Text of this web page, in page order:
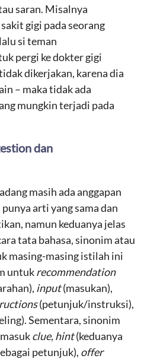
saran. Misalnya
gigi pada seorang
si teman
pergi ke dokter gigi
dikerjakan, karena dia
– maka tidak ada
mungkin terjadi pada
dan
masih ada anggapan
arti yang sama dan
namun keduanya jelas
tata bahasa, sinonim atau
masing-masing istilah ini
untukrecommendation
input(masukan),
(petunjuk/instruksi),
Sementara, sinonim
clue, hint(keduanya
petunjuk), offer